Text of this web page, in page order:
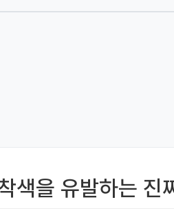
색을 유발하는 진